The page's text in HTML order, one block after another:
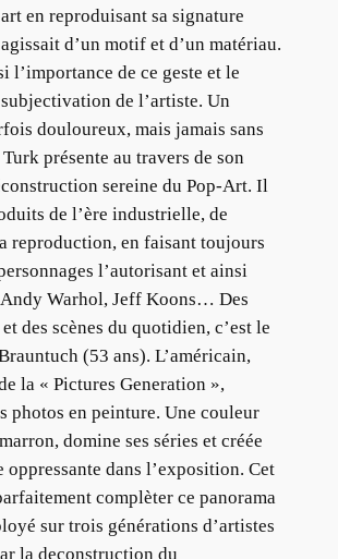
en reproduisant sa signature
d’un motif et d’un matériau.
l’importance de ce geste et le
de l’artiste. Un
douloureux, mais jamais sans
présente au travers de son
sereine du Pop-Art. Il
de l’ère industrielle, de
reproduction, en faisant toujours
l’autorisant et ainsi
Warhol, Jeff Koons… Des
des scènes du quotidien, c’est le
(53 ans). L’américain,
la « Pictures Generation »,
photos en peinture. Une couleur
domine ses séries et créée
oppressante dans l’exposition. Cet
complèter ce panorama
sur trois générations d’artistes
la deconstruction du